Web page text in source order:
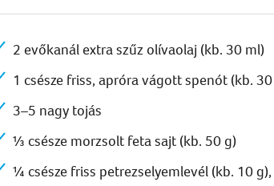
2 evőkanál extra szűz olívaolaj (kb. 30 ml)
1 csésze friss, apróra vágott spenót (kb.
3–5 nagy tojás
⅓ csésze morzsolt feta sajt (kb. 50 g)
¼ csésze friss petrezselyemlevél (kb. 10